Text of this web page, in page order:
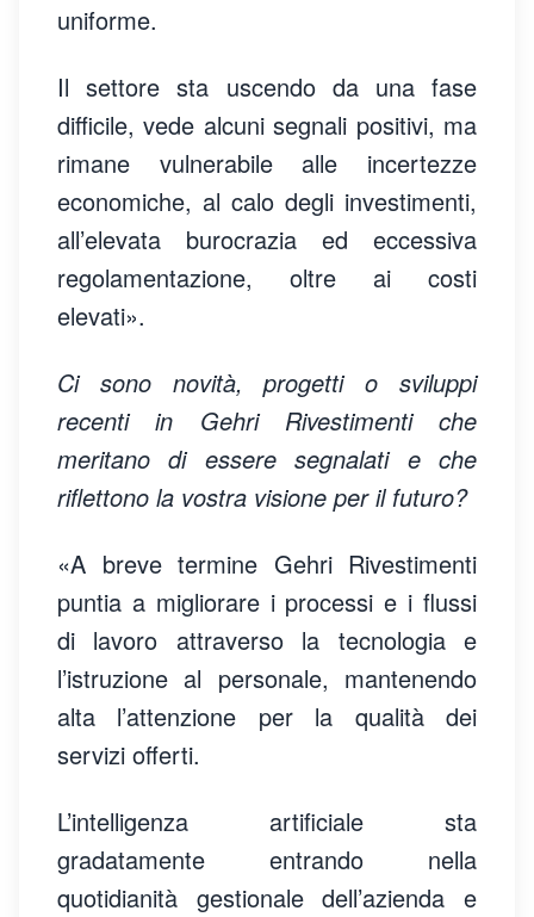
uniforme.
Il settore sta uscendo da una fase
difficile, vede alcuni segnali positivi, ma
rimane vulnerabile alle incertezze
economiche, al calo degli investimenti,
all’elevata burocrazia ed eccessiva
regolamentazione, oltre ai costi
elevati».
Ci sono novità, progetti o sviluppi
recenti in Gehri Rivestimenti che
meritano di essere segnalati e che
riflettono la vostra visione per il futuro?
«A breve termine Gehri Rivestimenti
puntia a migliorare i processi e i flussi
di lavoro attraverso la tecnologia e
l’istruzione al personale, mantenendo
alta l’attenzione per la qualità dei
servizi offerti.
L’intelligenza artificiale sta
gradatamente entrando nella
quotidianità gestionale dell’azienda e